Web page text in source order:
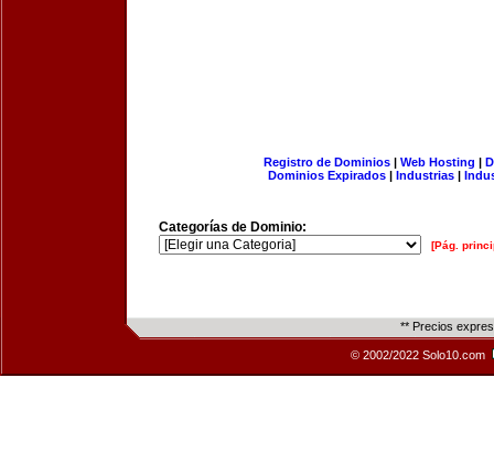
Registro de Dominios| Web Hosting |
Dominios Expirados | Industrias |
Categorías de Dominio:
[Pág.
** Precios
© 2002/2022 Solo10.com